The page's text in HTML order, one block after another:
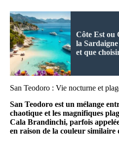
Côte Est ou
la
et que
San Teodoro : Vie nocturne et
San Teodoro est un mélange
chaotique et les magnifiques
Cala Brandinchi, parfois
en raison de la couleur similaire